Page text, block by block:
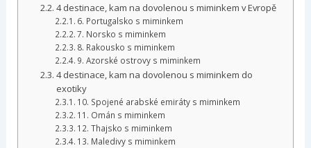
4 destinace, kam na dovolenou s miminkem v Evropě
6. Portugalsko s miminkem
7. Norsko s miminkem
8. Rakousko s miminkem
9. Azorské ostrovy s miminkem
4 destinace, kam na dovolenou s miminkem do
exotiky
10. Spojené arabské emiráty s miminkem
11. Omán s miminkem
12. Thajsko s miminkem
13. Maledivy s miminkem